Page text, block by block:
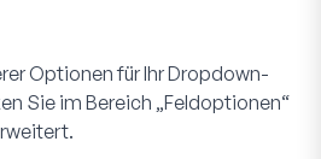
Optionen für Ihr Dropdown-
Sie im Bereich „Feldoptionen“
.